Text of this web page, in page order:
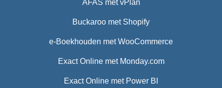
AFAS met vPlan
Buckaroo met Shopify
e-Boekhouden met WooCommerce
Exact Online met Monday.com
Exact Online met Power BI